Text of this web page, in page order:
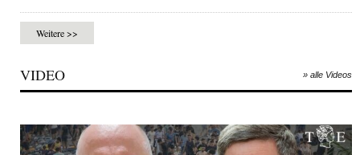
Weitere >>
VIDEO » alle Videos